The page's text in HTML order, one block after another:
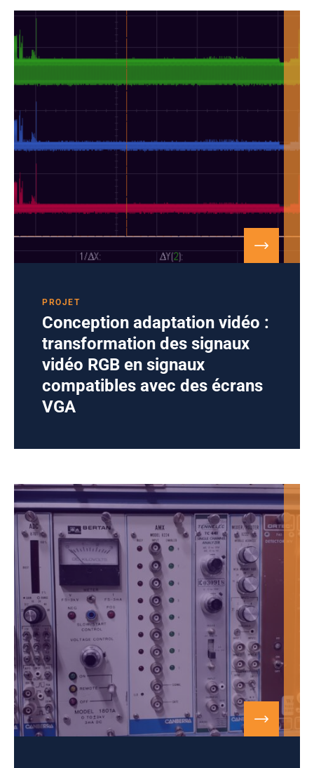
PROJET
Conception adaptation vidéo :
transformation des signaux
vidéo RGB en signaux
compatibles avec des écrans
VGA